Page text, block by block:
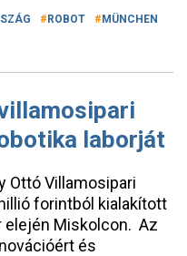
ROBOT
MÜNCHEN
laborját
Ottó Villamosipari
forintból kialakított
elején Miskolcon. Az
és